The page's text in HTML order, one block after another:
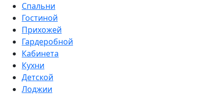
Спальни
Гостиной
Прихожей
Гардеробной
Кабинета
Кухни
Детской
Лоджии